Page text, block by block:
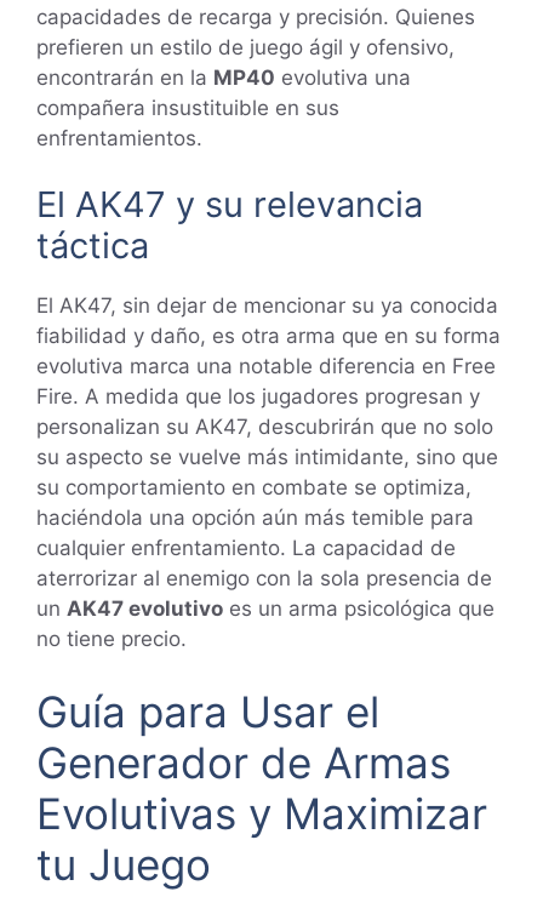
capacidades de recarga y precisión. Quienes
prefieren un estilo de juego ágil y ofensivo,
encontrarán en la MP40 evolutiva una
compañera insustituible en sus
enfrentamientos.
El AK47 y su relevancia
táctica
El AK47, sin dejar de mencionar su ya conocida
fiabilidad y daño, es otra arma que en su forma
evolutiva marca una notable diferencia en Free
Fire. A medida que los jugadores progresan y
personalizan su AK47, descubrirán que no solo
su aspecto se vuelve más intimidante, sino que
su comportamiento en combate se optimiza,
haciéndola una opción aún más temible para
cualquier enfrentamiento. La capacidad de
aterrorizar al enemigo con la sola presencia de
un AK47 evolutivo es un arma psicológica que
no tiene precio.
Guía para Usar el
Generador de Armas
Evolutivas y Maximizar
tu Juego